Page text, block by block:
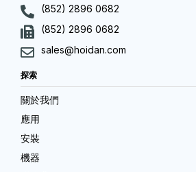
(852) 2896 0682
(852) 2896 0682
sales@hoidan.com
探索
關於我們
應用
安裝
機器